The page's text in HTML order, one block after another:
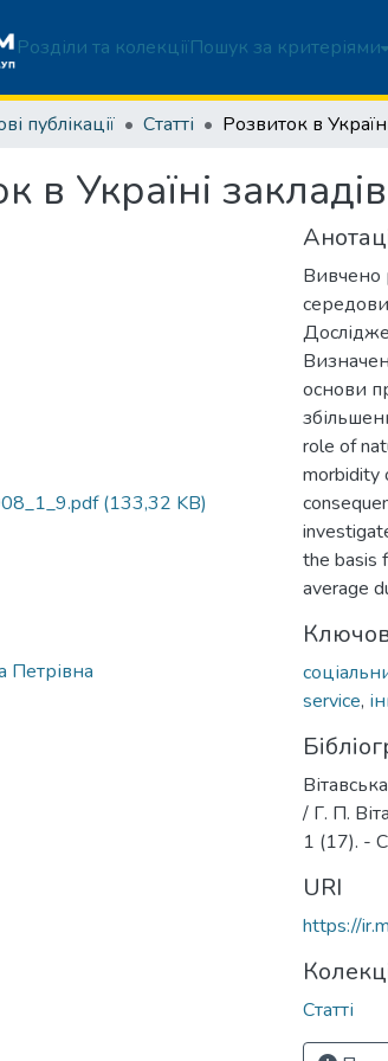
Розділи та колекціїПошук за критеріями
публікації Статті
в Україні
(133,32 KB)
Петрівна
Вивчено
основи
role of
morbidity
the basis
average
service,
/ Г. П.
1 (17). -
URI
https://
Статті